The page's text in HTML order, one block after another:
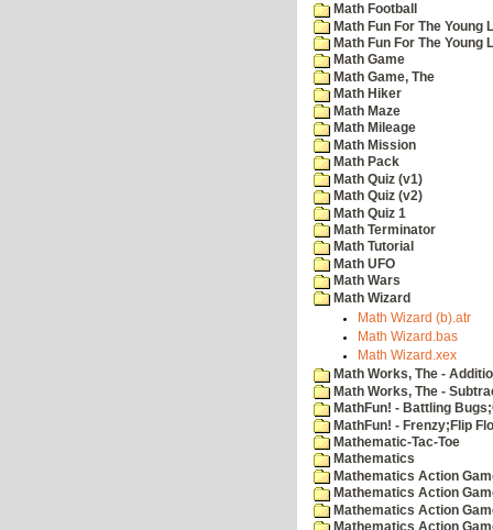
Math Football
Math Fun For The Young
Math Fun For The Young
Math Game
Math Game, The
Math Hiker
Math Maze
Math Mileage
Math Mission
Math Pack
Math Quiz (v1)
Math Quiz (v2)
Math Quiz 1
Math Terminator
Math Tutorial
Math UFO
Math Wars
Math Wizard
Math Wizard (b).atr
Math Wizard.bas
Math Wizard.xex
Math Works, The -
Math Works, The -
MathFun! - Battling
MathFun! - Frenzy;Flip
Mathematic-Tac-Toe
Mathematics
Mathematics Action
Mathematics Action
Mathematics Action
Mathematics Action